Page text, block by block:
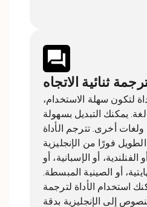
ثنائية الاتجاه
لتكون سهلة الاستخدام،
وتدعم أكثر من 100 لغة. يمكنك التبديل بسهولة
ولغات أخرى. تترجم الأداة
فورًا من الإنجليزية
الفنلندية، أو الإسبانية، أو
أو الصينية المبسطة.
استخدام الأداة لترجمة